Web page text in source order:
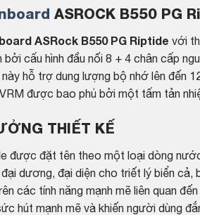
ASROCK B550 PG
ASRock B550 PG Riptide với
bởi cấu hình đầu nối 8 + 4 chân cấp
này hỗ trợ dung lượng bộ nhớ lên đến
VRM được bao phủ bởi một tấm tản
THIẾT KẾ
được đặt tên theo một loại dòng
dương, đại diện cho triết lý biển cả,
các tính năng mạnh mẽ liên quan
hút mạnh mẽ và khiến người dùng